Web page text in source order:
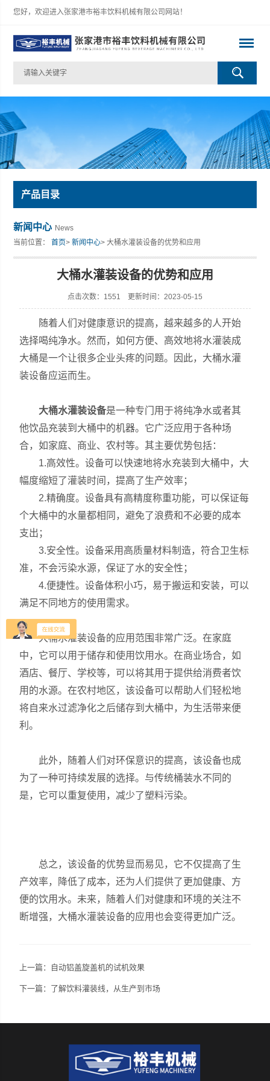
您好，欢迎进入张家港市裕丰饮料机械有限公司网站！
张家港市裕丰饮料机械有限公司
产品目录
新闻中心 News
当前位置：首页>新闻中心> 大桶水灌装设备的优势和应用
大桶水灌装设备的优势和应用
点击次数：1551 更新时间：2023-05-15
随着人们对健康意识的提高，越来越多的人开始
选择喝纯净水。然而，如何方便、高效地将水灌装成
大桶是一个让很多企业头疼的问题。因此，大桶水灌
装设备应运而生。
大桶水灌装设备是一种专门用于将纯净水或者其
他饮品充装到大桶中的机器。它广泛应用于各种场
合，如家庭、商业、农村等。其主要优势包括：
1.高效性。设备可以快速地将水充装到大桶中，大
幅度缩短了灌装时间，提高了生产效率；
2.精确度。设备具有高精度称重功能，可以保证每
个大桶中的水量都相同，避免了浪费和不必要的成本
支出；
3.安全性。设备采用高质量材料制造，符合卫生标
准，不会污染水源，保证了水的安全性；
4.便捷性。设备体积小巧，易于搬运和安装，可以
满足不同地方的使用需求。
大桶水灌装设备的应用范围非常广泛。在家庭
中，它可以用于储存和使用饮用水。在商业场合，如
酒店、餐厅、学校等，可以将其用于提供给消费者饮
用的水源。在农村地区，该设备可以帮助人们轻松地
将自来水过滤净化之后储存到大桶中，为生活带来便
利。
此外，随着人们对环保意识的提高，该设备也成
为了一种可持续发展的选择。与传统桶装水不同的
是，它可以重复使用，减少了塑料污染。
总之，该设备的优势显而易见，它不仅提高了生
产效率，降低了成本，还为人们提供了更加健康、方
便的饮用水。未来，随着人们对健康和环境的关注不
断增强，大桶水灌装设备的应用也会变得更加广泛。
上一篇： 自动铝盖旋盖机的试机效果
下一篇： 了解饮料灌装线，从生产到市场